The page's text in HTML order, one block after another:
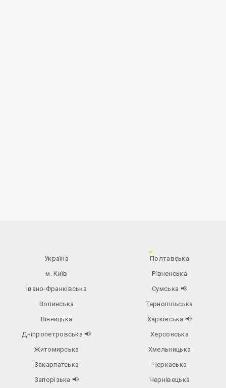
Україна
м. Київ
Івано-Франківська
Волинська
Вінницька
Дніпропетровська📢
Житомирська
Закарпатська
Запорізька 📢
Полтавська
Рівненська
Сумська 📢
Тернопільська
Харківська 📢
Херсонська
Хмельницька
Черкаська
Чернівецька